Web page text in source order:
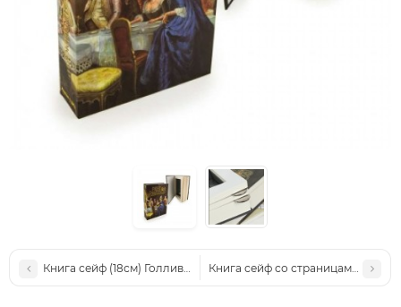
Книга сейф (18см) Голливуд Книга сейф со страницами